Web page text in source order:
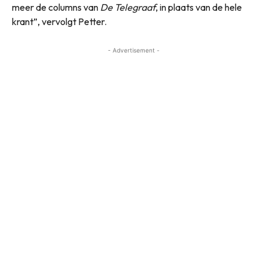
meer de columns van De Telegraaf, in plaats van de hele
krant”, vervolgt Petter.
- Advertisement -